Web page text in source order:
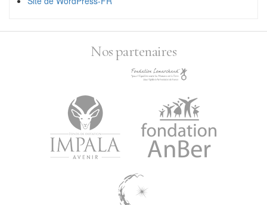
Nos partenaires